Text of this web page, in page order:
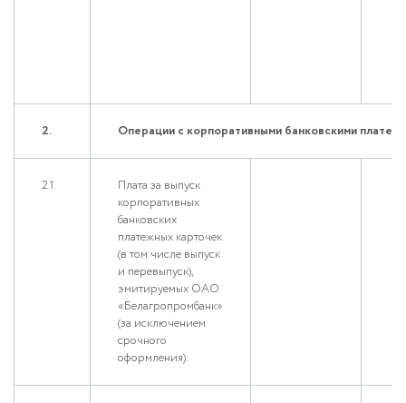
2. Операции с корпоративными банковскими
2.1.
Плата за выпуск
корпоративных
банковских
платежных карточек
(в том числе выпуск
и перевыпуск),
эмитируемых ОАО
«Белагропромбанк»
(за исключением
срочного
оформления):